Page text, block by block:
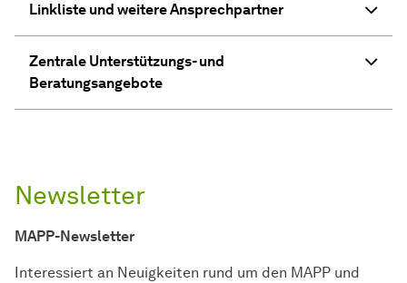
Linkliste und weitere Ansprechpartner
Zentrale Unterstützungs- und
Beratungsangebote
Newsletter
MAPP-Newsletter
Interessiert an Neuigkeiten rund um den MAPP und